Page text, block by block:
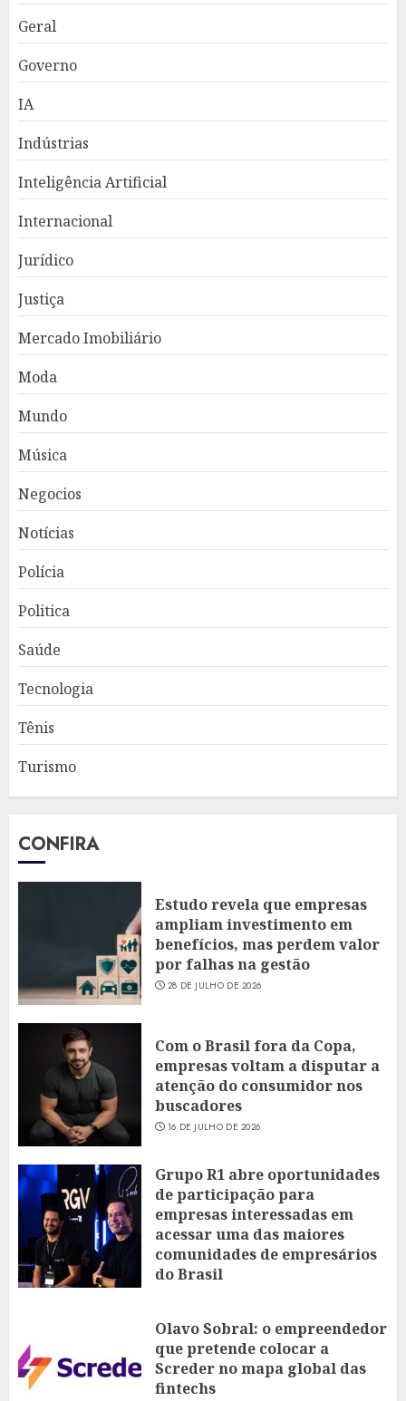
Geral
Governo
IA
Indústrias
Inteligência Artificial
Internacional
Jurídico
Justiça
Mercado Imobiliário
Moda
Mundo
Música
Negocios
Notícias
Polícia
Politica
Saúde
Tecnologia
Tênis
Turismo
CONFIRA
Estudo revela que empresas
ampliam investimento em
benefícios, mas perdem valor
por falhas na gestão
28 DE JULHO DE 2026
Com o Brasil fora da Copa,
empresas voltam a disputar a
atenção do consumidor nos
buscadores
16 DE JULHO DE 2026
Grupo R1 abre oportunidades
de participação para
empresas interessadas em
acessar uma das maiores
comunidades de empresários
do Brasil
Olavo Sobral: o empreendedor
que pretende colocar a
Screder no mapa global das
fintechs